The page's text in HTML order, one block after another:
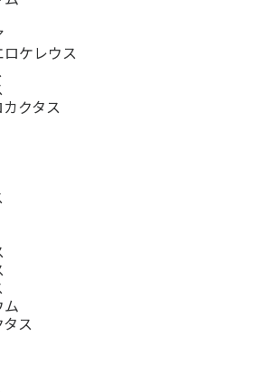
ケレウス
クタス
ム
ス